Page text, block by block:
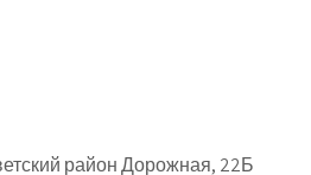
район Дорожная, 22Б